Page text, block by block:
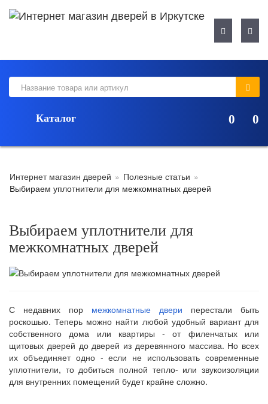
Навигация
Каталог 0 0
Интернет магазин дверей » Полезные статьи »
Выбираем уплотнители для межкомнатных дверей
Выбираем уплотнители для
межкомнатных дверей
С недавних пор межкомнатные двери перестали быть
роскошью. Теперь можно найти любой удобный вариант для
собственного дома или квартиры - от филенчатых или
щитовых дверей до дверей из деревянного массива. Но всех
их объединяет одно - если не использовать современные
уплотнители, то добиться полной тепло- или звукоизоляции
для внутренних помещений будет крайне сложно.